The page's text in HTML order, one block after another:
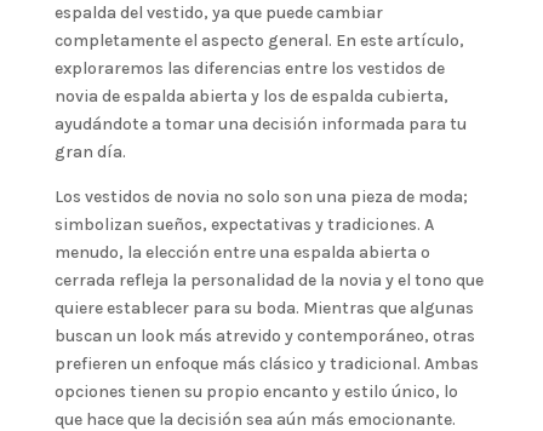
espalda del vestido, ya que puede cambiar
completamente el aspecto general. En este artículo,
exploraremos las diferencias entre los vestidos de
novia de espalda abierta y los de espalda cubierta,
ayudándote a tomar una decisión informada para tu
gran día.
Los vestidos de novia no solo son una pieza de moda;
simbolizan sueños, expectativas y tradiciones. A
menudo, la elección entre una espalda abierta o
cerrada refleja la personalidad de la novia y el tono que
quiere establecer para su boda. Mientras que algunas
buscan un look más atrevido y contemporáneo, otras
prefieren un enfoque más clásico y tradicional. Ambas
opciones tienen su propio encanto y estilo único, lo
que hace que la decisión sea aún más emocionante.